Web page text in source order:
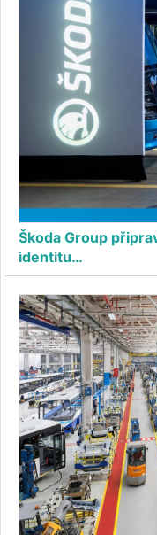
Škoda Group
identitu…